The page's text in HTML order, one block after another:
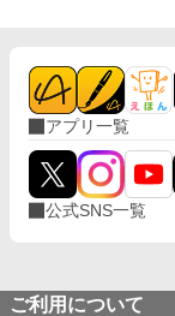
アプリ一覧
公式SNS一覧
ご利用について